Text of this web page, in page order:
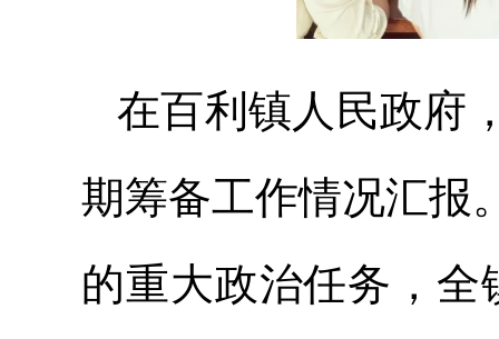
在百利镇人民政府
期筹备工作情况汇报
的重大政治任务，